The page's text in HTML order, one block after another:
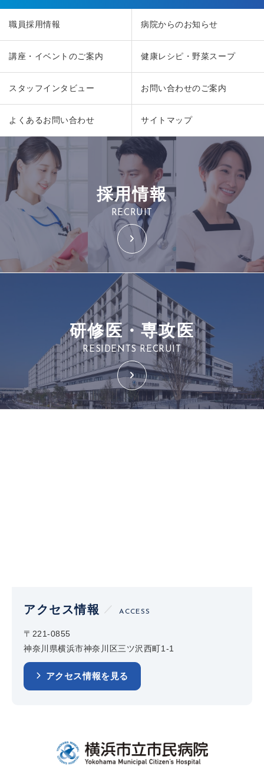
職員採用情報 病院からのお知らせ
講座・イベントのご案内 健康レシピ・野菜スープ
スタッフインタビュー お問い合わせのご案内
よくあるお問い合わせ サイトマップ
採用情報
RECRUIT
研修医・専攻医
RESIDENTS RECRUIT
アクセス情報 ACCESS
〒221-0855
神奈川県横浜市神奈川区三ツ沢西町1-1
アクセス情報を見る